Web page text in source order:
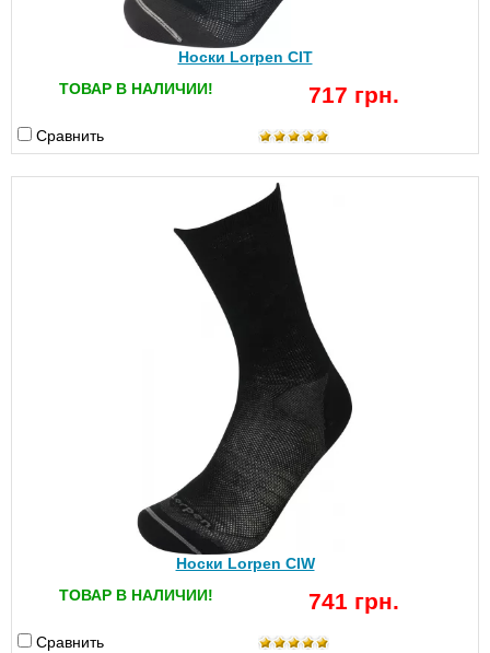
Носки Lorpen CIT
ТОВАР В НАЛИЧИИ!
717 грн.
Сравнить
Носки Lorpen CIW
ТОВАР В НАЛИЧИИ!
741 грн.
Сравнить